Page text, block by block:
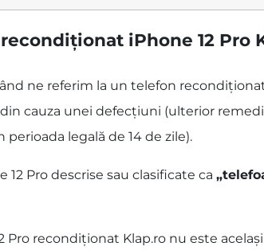
iPhone 12 Pro
ne referim la un telefon
cauza unei defecțiuni (ulterior
legală de 14 de zile).
Pro descrise sau clasificate ca
Pro recondiționat Klap.ro nu este